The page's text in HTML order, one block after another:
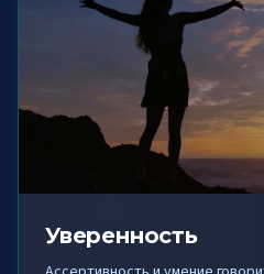
Уверенность